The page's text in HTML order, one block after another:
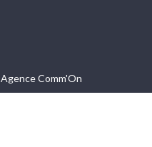
Comm'On